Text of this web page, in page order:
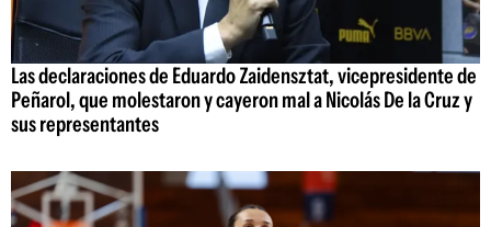
Las declaraciones de Eduardo Zaidensztat, vicepresidente de
Peñarol, que molestaron y cayeron mal a Nicolás De la Cruz y
sus representantes